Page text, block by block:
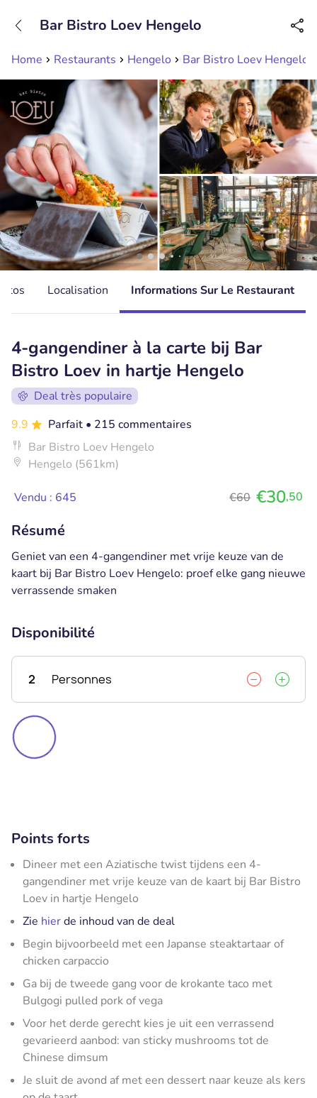
Disponible jusqu'à 23:00 heures
Home Restaurants Hengelo Bar Bistro Loev Hengelo
Bar Bistro Loev Hengelo
Localisation Informations Sur Le Restaurant
4-gangendiner à la carte bij Bar
Bistro Loev in hartje Hengelo
Deal très populaire
9.9
Parfait • 215 commentaires
Bar Bistro Loev Hengelo
Hengelo (561km)
Vendu : 645 €60 €30,50
Résumé
Geniet van een 4-gangendiner met vrije keuze van de
kaart bij Bar Bistro Loev Hengelo: proef elke gang nieuwe
verrassende smaken
Disponibilité
2 Personnes
Points forts
Dineer met een Aziatische twist tijdens een 4-
gangendiner met vrije keuze van de kaart bij Bar Bistro
Loev in hartje Hengelo
Zie hierde inhoud van de deal
Begin bijvoorbeeld met een Japanse steaktartaar of
chicken carpaccio
Ga bij de tweede gang voor de krokante taco met
Bulgogi pulled pork of vega
Voor het derde gerecht kies je uit een verrassend
gevarieerd aanbod: van sticky mushrooms tot de
Chinese dimsum
Je sluit de avond af met een dessert naar keuze als kers